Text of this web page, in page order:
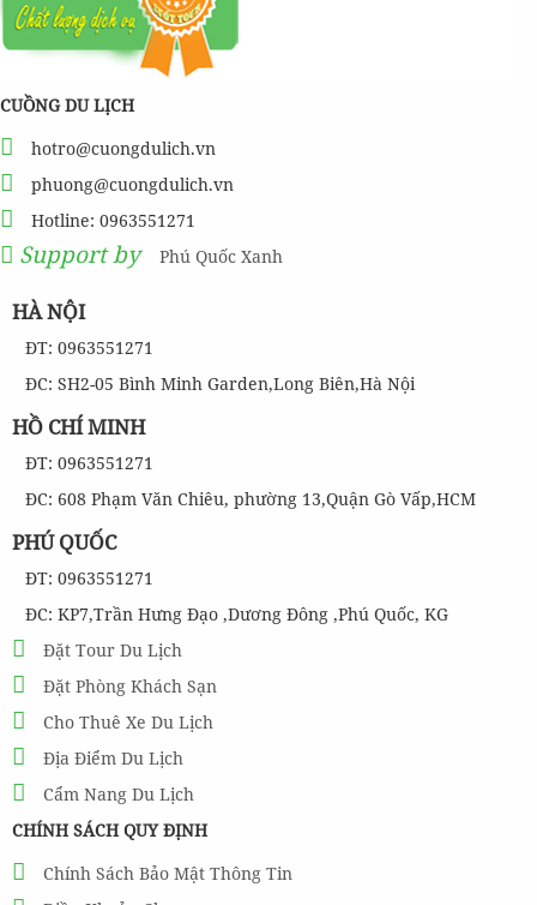
CUỒNG DU LỊCH
hotro@cuongdulich.vn
phuong@cuongdulich.vn
Hotline: 0963551271
Support by Phú Quốc Xanh
HÀ NỘI
ĐT: 0963551271
ĐC: SH2-05 Bình Minh Garden,Long Biên,Hà Nội
HỒ CHÍ MINH
ĐT: 0963551271
ĐC: 608 Phạm Văn Chiêu, phường 13,Quận Gò Vấp,HCM
PHÚ QUỐC
ĐT: 0963551271
ĐC: KP7,Trần Hưng Đạo ,Dương Đông ,Phú Quốc, KG
Đặt Tour Du Lịch
Đặt Phòng Khách Sạn
Cho Thuê Xe Du Lịch
Địa Điểm Du Lịch
Cẩm Nang Du Lịch
CHÍNH SÁCH QUY ĐỊNH
Chính Sách Bảo Mật Thông Tin